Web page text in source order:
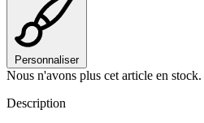
Personnaliser
Nous n'avons plus cet article en stock.
Description